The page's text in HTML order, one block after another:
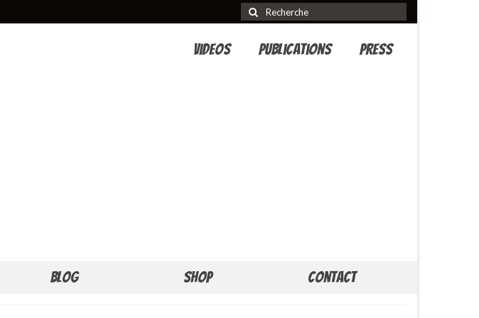
Rechercher
:
Videos Publications Press
Blog Shop Contact